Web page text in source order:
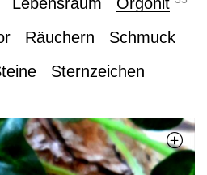
Räuchern
Schmuck
Sternzeichen